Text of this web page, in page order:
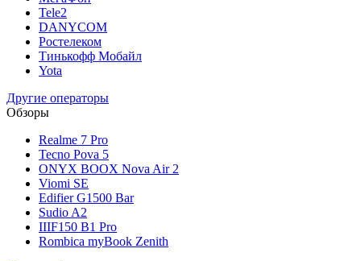
Tele2
DANYCOM
Ростелеком
Тинькофф Мобайл
Yota
Другие операторы
Обзоры
Realme 7 Pro
Tecno Pova 5
ONYX BOOX Nova Air 2
Viomi SE
Edifier G1500 Bar
Sudio A2
IIIF150 B1 Pro
Rombica myBook Zenith